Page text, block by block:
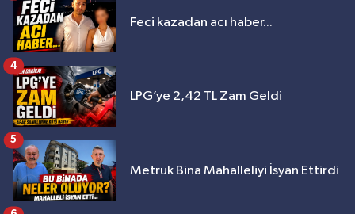
Feci kazadan acı haber...
LPG’ye 2,42 TL Zam Geldi
4
Metruk Bina Mahalleliyi İsyan Ettirdi
5